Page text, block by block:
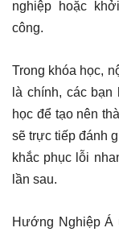
nghiệp hoặc
công.
Trong khóa học,
là chính, các
học để tạo nên
sẽ trực tiếp đánh
khắc phục lỗi
lần sau.
Hướng Nghiệp Á